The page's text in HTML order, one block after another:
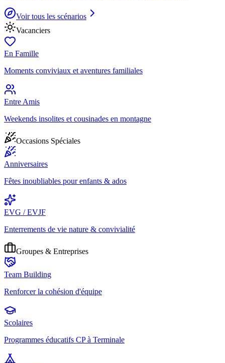
Voir tous les scénarios
Vacanciers
En Famille
Moments conviviaux et aventures familiales
Entre Amis
Weekends insolites et cousinades en montagne
Occasions Spéciales
Anniversaires
Fêtes inoubliables pour enfants & ados
EVG / EVJF
Enterrements de vie nature & convivialité
Groupes & Entreprises
Team Building
Renforcer la cohésion d'équipe
Scolaires
Programmes éducatifs CP à Terminale